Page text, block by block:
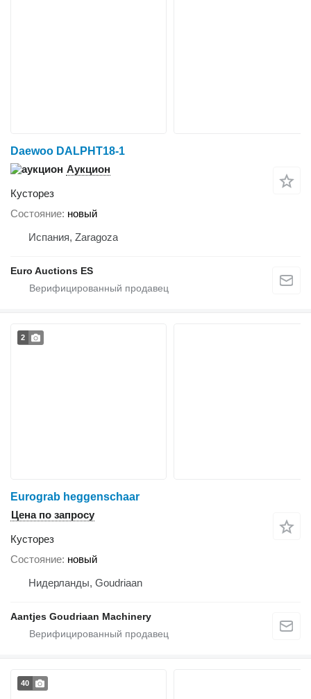
Daewoo DALPHT18-1
Аукцион
Кусторез
Состояние новый
Испания, Zaragoza
Euro Auctions ES
2
Eurograb heggenschaar
Цена по запросу
Кусторез
Состояние новый
Нидерланды, Goudriaan
Aantjes Goudriaan Machinery
40